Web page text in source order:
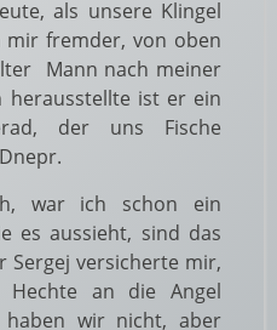
als unsere Klingel
mir fremder, von oben
Mann nach meiner
herausstellte ist er ein
der uns Fische
war ich schon ein
es aussieht, sind das
Sergej versicherte mir,
Hechte an die Angel
haben wir nicht, aber